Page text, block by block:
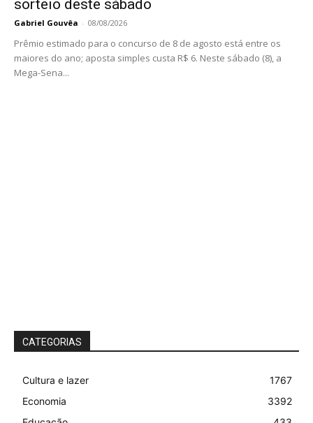
sorteio deste sábado
Gabriel Gouvêa - 08/08/2026
Prêmio estimado para o concurso de 8 de agosto está entre os
maiores do ano; aposta simples custa R$ 6. Neste sábado (8), a
Mega-Sena...
CATEGORIAS
Cultura e lazer
1767
Economia
3392